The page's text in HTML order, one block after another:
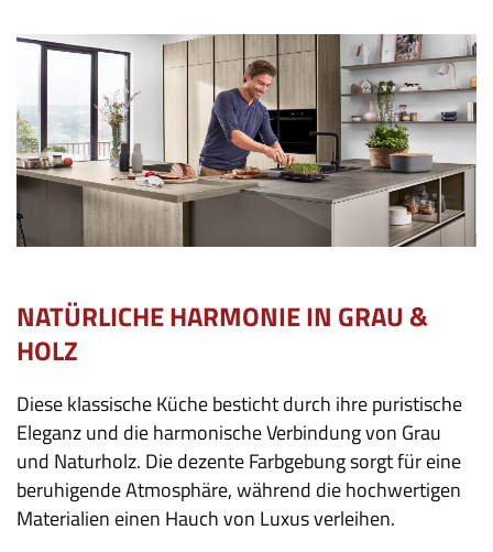
NATÜRLICHE HARMONIE IN GRAU &
HOLZ
Diese klassische Küche besticht durch ihre puristische
Eleganz und die harmonische Verbindung von Grau
und Naturholz. Die dezente Farbgebung sorgt für eine
beruhigende Atmosphäre, während die hochwertigen
Materialien einen Hauch von Luxus verleihen.